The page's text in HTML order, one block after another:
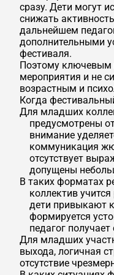
сразу. Дети могут
снижать
дальнейшем
дополнительными
фестиваля.
Поэтому ключевым
мероприятия и не
возрастным и
Когда
Для младших
предусмотрены
внимание
коммуникация
отсутствует
допущены
В таких форматах
коллектив
дети привыкают
формируется
педагог
Для младших
выхода, логичная
отсутствие